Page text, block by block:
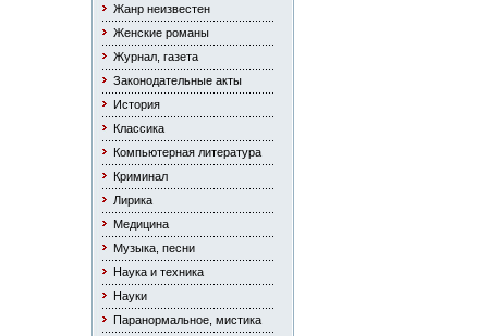
Жанр неизвестен
Женские романы
Журнал, газета
Законодательные акты
История
Классика
Компьютерная литература
Криминал
Лирика
Медицина
Музыка, песни
Наука и техника
Науки
Паранормальное, мистика